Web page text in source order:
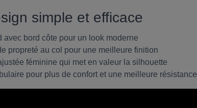
simple et efficace
avec bord côte pour un look moderne
propreté au col pour une meilleure finition
féminine qui met en valeur la silhouette
pour plus de confort et une meilleure résistance